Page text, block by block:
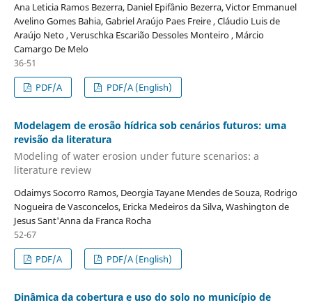
Ana Leticia Ramos Bezerra, Daniel Epifânio Bezerra, Victor Emmanuel
Avelino Gomes Bahia, Gabriel Araújo Paes Freire , Cláudio Luis de
Araújo Neto , Veruschka Escarião Dessoles Monteiro , Márcio
Camargo De Melo
36-51
PDF/A
PDF/A (English)
Modelagem de erosão hídrica sob cenários futuros: uma
revisão da literatura
Modeling of water erosion under future scenarios: a
literature review
Odaimys Socorro Ramos, Deorgia Tayane Mendes de Souza, Rodrigo
Nogueira de Vasconcelos, Ericka Medeiros da Silva, Washington de
Jesus Sant'Anna da Franca Rocha
52-67
PDF/A
PDF/A (English)
Dinâmica da cobertura e uso do solo no município de